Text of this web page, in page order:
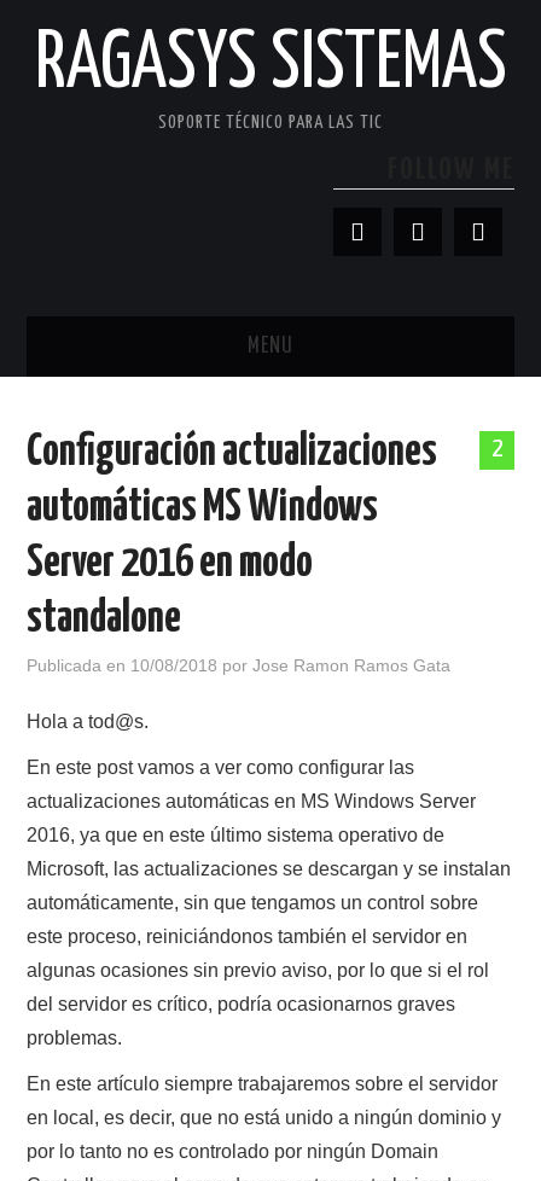
RAGASYS SISTEMAS
SOPORTE TÉCNICO PARA LAS TIC
MENU
ACERCA DE
POLÍTICA DE PRIVACIDAD
2
Configuración actualizaciones
automáticas MS Windows
Server 2016 en modo
standalone
Publicada en 10/08/2018 porJose Ramon Ramos Gata
Hola a tod@s.
En este post vamos a ver como configurar las
actualizaciones automáticas en MS Windows Server
2016, ya que en este último sistema operativo de
Microsoft, las actualizaciones se descargan y se instalan
automáticamente, sin que tengamos un control sobre
este proceso, reiniciándonos también el servidor en
algunas ocasiones sin previo aviso, por lo que si el rol
del servidor es crítico, podría ocasionarnos graves
problemas.
En este artículo siempre trabajaremos sobre el servidor
en local, es decir, que no está unido a ningún dominio y
por lo tanto no es controlado por ningún Domain